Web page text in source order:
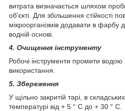
витрата визначається шляхом
об'єкті. Для збільшення стійкості
мікроорганізмів додавати в фарбу
водній основі.
4. Очищення інструменту
Робочі інструменти промити водою
використання.
5. Збереження
У щільно закритій тарі, в
температурі від + 5 ° C до + 30 ° C.